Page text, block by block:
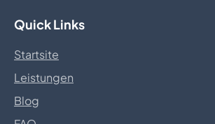
Quick Links
Startsite
Leistungen
Blog